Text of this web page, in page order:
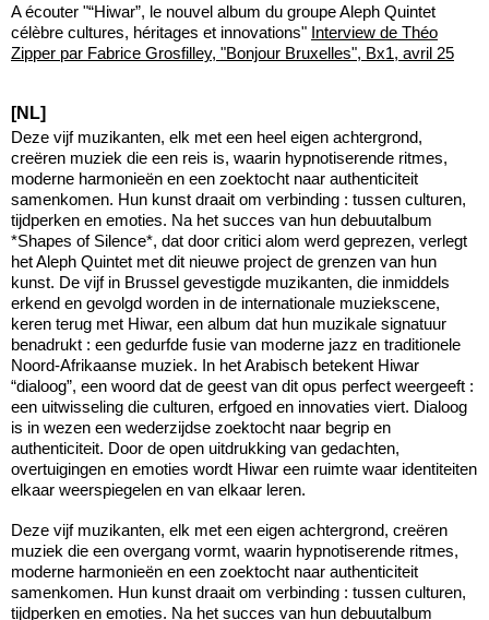
A écouter "“Hiwar”, le nouvel album du groupe Aleph Quintet
célèbre cultures, héritages et innovations" Interview de Théo
Zipper par Fabrice Grosfilley, "Bonjour Bruxelles", Bx1, avril 25
[NL]
Deze vijf muzikanten, elk met een heel eigen achtergrond,
creëren muziek die een reis is, waarin hypnotiserende ritmes,
moderne harmonieën en een zoektocht naar authenticiteit
samenkomen. Hun kunst draait om verbinding : tussen culturen,
tijdperken en emoties. Na het succes van hun debuutalbum
*Shapes of Silence*, dat door critici alom werd geprezen, verlegt
het Aleph Quintet met dit nieuwe project de grenzen van hun
kunst. De vijf in Brussel gevestigde muzikanten, die inmiddels
erkend en gevolgd worden in de internationale muziekscene,
keren terug met Hiwar, een album dat hun muzikale signatuur
benadrukt : een gedurfde fusie van moderne jazz en traditionele
Noord-Afrikaanse muziek. In het Arabisch betekent Hiwar
“dialoog”, een woord dat de geest van dit opus perfect weergeeft :
een uitwisseling die culturen, erfgoed en innovaties viert. Dialoog
is in wezen een wederzijdse zoektocht naar begrip en
authenticiteit. Door de open uitdrukking van gedachten,
overtuigingen en emoties wordt Hiwar een ruimte waar identiteiten
elkaar weerspiegelen en van elkaar leren.
Deze vijf muzikanten, elk met een eigen achtergrond, creëren
muziek die een overgang vormt, waarin hypnotiserende ritmes,
moderne harmonieën en een zoektocht naar authenticiteit
samenkomen. Hun kunst draait om verbinding : tussen culturen,
tijdperken en emoties. Na het succes van hun debuutalbum